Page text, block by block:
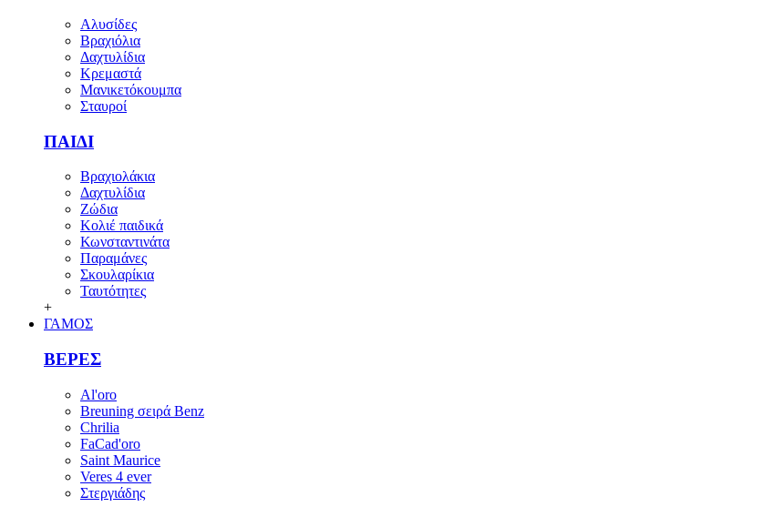
Αλυσίδες
Βραχιόλια
Δαχτυλίδια
Κρεμαστά
Μανικετόκουμπα
Σταυροί
ΠΑΙΔΙ
Βραχιολάκια
Δαχτυλίδια
Ζώδια
Κολιέ παιδικά
Κωνσταντινάτα
Παραμάνες
Σκουλαρίκια
Ταυτότητες
+
ΓΑΜΟΣ
ΒΕΡΕΣ
Al'oro
Breuning σειρά Benz
Chrilia
FaCad'oro
Saint Maurice
Veres 4 ever
Στεργιάδης